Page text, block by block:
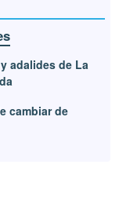
adalides de La
cambiar de